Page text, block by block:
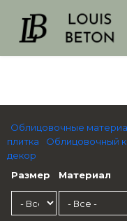
Облицовочные
плитка
Облицовочный
декор
Размер
Материал